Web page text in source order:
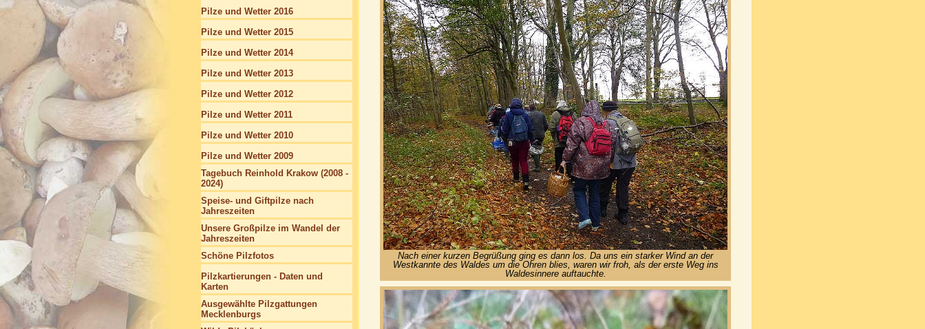
Nach einer kurzen Begrüßung ging es dann los. Da uns ein starker Wind an der
Westkannte des Waldes um die Ohren blies, waren wir froh, als der erste Weg ins
Waldesinnere auftauchte.
Pilze und Wetter 2016
Pilze und Wetter 2015
Pilze und Wetter 2014
Pilze und Wetter 2013
Pilze und Wetter 2012
Pilze und Wetter 2011
Pilze und Wetter 2010
Pilze und Wetter 2009
Tagebuch Reinhold Krakow (2008 -
2024)
Speise- und Giftpilze nach
Jahreszeiten
Unsere Großpilze im Wandel der
Jahreszeiten
Schöne Pilzfotos
Pilzkartierungen - Daten und
Karten
Ausgewählte Pilzgattungen
Mecklenburgs